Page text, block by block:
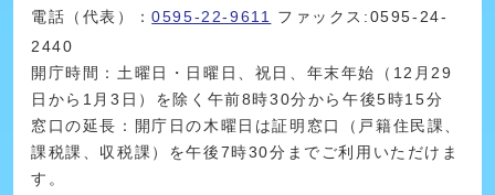
電話（代表）：0595-22-9611
ファックス:0595-24-
2440
開庁時間：土曜日・日曜日、祝日、年末年始（12月29
日から1月3日）を除く午前8時30分から午後5時15分
窓口の延長：開庁日の木曜日は証明窓口（戸籍住民課、
課税課、収税課）を午後7時30分までご利用いただけま
す。